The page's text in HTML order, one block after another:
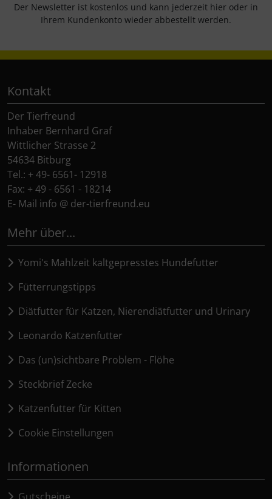
Der Newsletter ist kostenlos und kann jederzeit hier oder in
Ihrem Kundenkonto wieder abbestellt werden.
Kontakt
Der Tierfreund
Inhaber Bernhard Graf
Wittlicher Strasse 2
54634 Bitburg
Tel.: + 49- 6561- 12918
Fax: + 49 - 6561 - 18214
E- Mail info @ der-tierfreund.eu
Mehr über...
Yomi's Mahlzeit kaltgepresstes Hundefutter
Fütterrungstipps
Diätfutter für Katzen, Nierendiätfutter und Urinary
Leonardo Katzenfutter
Das (un)sichtbare Problem - Flöhe
Steckbrief Zecke
Katzenfutter für Kitten
Cookie Einstellungen
Informationen
Gutscheine